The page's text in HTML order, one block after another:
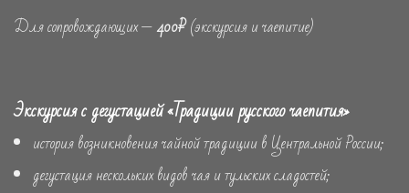
Для сопровождающих —400₽(экскурсия и чаепитие)
Экскурсия с дегустацией «Традиции русского чаепития»
история возникновения чайной традиции в Центральной России;
дегустация нескольких видов чая и тульских сладостей;